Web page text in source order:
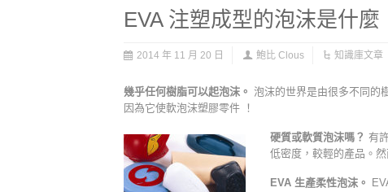
EVA 注塑成型的泡沫是什麼
2014 年 11 月 20 日 鮑比 Clous 知識庫文章
幾乎任何樹脂可以起泡沫。 泡沫的世界是由很多不同的
因為它使軟泡沫塑膠零件 ！
硬質或軟質泡沫嗎？ 有
低密度，較輕的產品。
EVA 生產柔性泡沫。